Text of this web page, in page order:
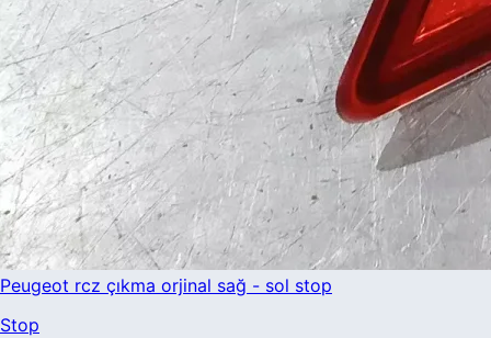
Peugeot rcz çıkma orjinal sağ - sol stop
Stop